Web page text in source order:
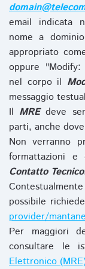
email indicata
nome a
appropriato
oppure
nel corpo il
messaggio
Il MREdeve
parti, anche
Non verranno
formattazioni
Contatto Tecnico.
possibile
provider/
Per maggiori
consultare le
Elettronico